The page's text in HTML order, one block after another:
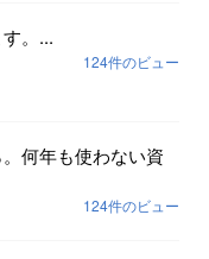
。...
124件のビュー
何年も使わない資
124件のビュー